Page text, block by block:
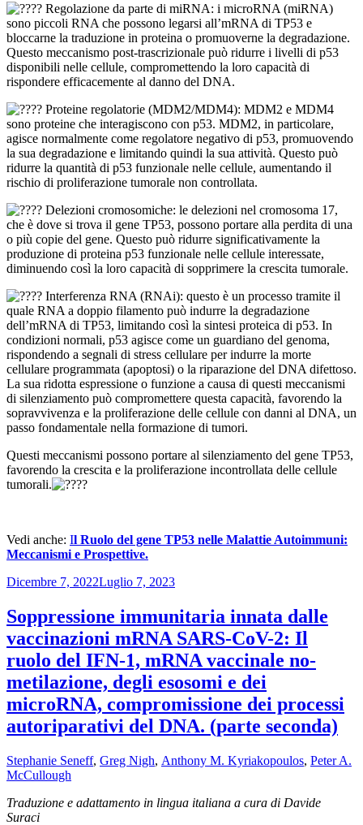
Regolazione da parte di miRNA: i microRNA (miRNA)
sono piccoli RNA che possono legarsi all’mRNA di TP53 e
bloccarne la traduzione in proteina o promuoverne la degradazione.
Questo meccanismo post-trascrizionale può ridurre i livelli di p53
disponibili nelle cellule, compromettendo la loro capacità di
rispondere efficacemente al danno del DNA.
Proteine regolatorie (MDM2/MDM4): MDM2 e MDM4
sono proteine che interagiscono con p53. MDM2, in particolare,
agisce normalmente come regolatore negativo di p53, promuovendo
la sua degradazione e limitando quindi la sua attività. Questo può
ridurre la quantità di p53 funzionale nelle cellule, aumentando il
rischio di proliferazione tumorale non controllata.
Delezioni cromosomiche: le delezioni nel cromosoma 17,
che è dove si trova il gene TP53, possono portare alla perdita di una
o più copie del gene. Questo può ridurre significativamente la
produzione di proteina p53 funzionale nelle cellule interessate,
diminuendo così la loro capacità di sopprimere la crescita tumorale.
Interferenza RNA (RNAi): questo è un processo tramite il
quale RNA a doppio filamento può indurre la degradazione
dell’mRNA di TP53, limitando così la sintesi proteica di p53. In
condizioni normali, p53 agisce come un guardiano del genoma,
rispondendo a segnali di stress cellulare per indurre la morte
cellulare programmata (apoptosi) o la riparazione del DNA difettoso.
La sua ridotta espressione o funzione a causa di questi meccanismi
di silenziamento può compromettere questa capacità, favorendo la
sopravvivenza e la proliferazione delle cellule con danni al DNA, un
passo fondamentale nella formazione di tumori.
Questi meccanismi possono portare al silenziamento del gene TP53,
favorendo la crescita e la proliferazione incontrollata delle cellule
tumorali.
Vedi anche: Il Ruolo del gene TP53 nelle Malattie Autoimmuni:
Meccanismi e Prospettive.
Pubblicato
Dicembre 7, 2022Luglio 7, 2023
Soppressione immunitaria innata dalle
vaccinazioni mRNA SARS-CoV-2: Il
ruolo del IFN-1, mRNA vaccinale no-
metilazione, degli esosomi e dei
microRNA, compromissione dei processi
autoriparativi del DNA. (parte seconda)
Stephanie Seneff, Greg Nigh, Anthony M. Kyriakopoulos, Peter A.
McCullough
Traduzione e adattamento in lingua italiana a cura di Davide
Suraci